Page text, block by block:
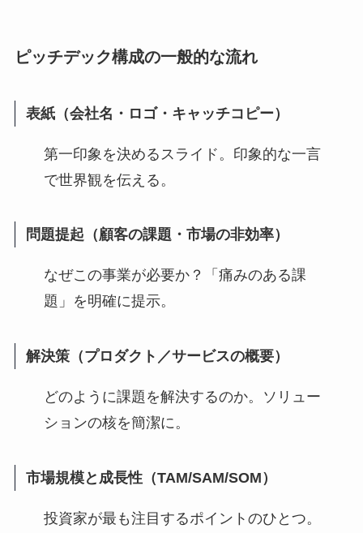
ピッチデック構成の一般的な流れ
表紙（会社名・ロゴ・キャッチコピー）
第一印象を決めるスライド。印象的な一言
で世界観を伝える。
問題提起（顧客の課題・市場の非効率）
なぜこの事業が必要か？「痛みのある課
題」を明確に提示。
解決策（プロダクト／サービスの概要）
どのように課題を解決するのか。ソリュー
ションの核を簡潔に。
市場規模と成長性（TAM/SAM/SOM）
投資家が最も注目するポイントのひとつ。